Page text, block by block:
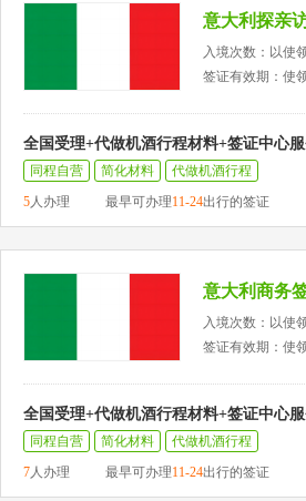
意大利探亲
入境次数：以使
签证有效期：使
全国受理+代做机酒行程材料+签证中心
同程自营 简化材料
代做机酒行程
5人办理 最早可办理11-24出行的签证
意大利商务
入境次数：以使
签证有效期：使
全国受理+代做机酒行程材料+签证中心
同程自营 简化材料
代做机酒行程
7人办理 最早可办理11-24出行的签证